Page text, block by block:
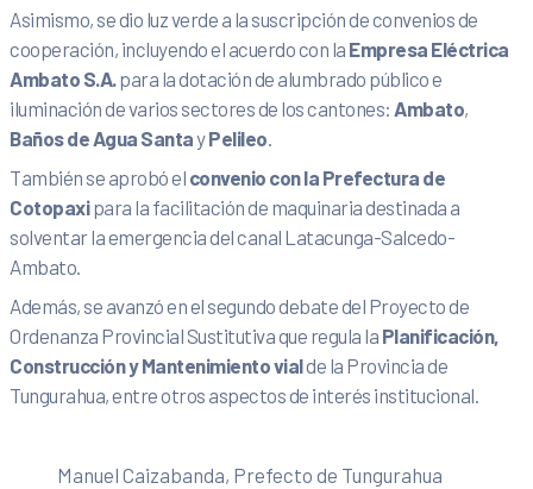
Asimismo, se dio luz verde a la suscripción de convenios de
cooperación, incluyendo el acuerdo con la Empresa Eléctrica
Ambato S.A.para la dotación de alumbrado público e
iluminación de varios sectores de los cantones: Ambato,
Baños de Agua SantayPelileo.
También se aprobó el convenio con la Prefectura de
Cotopaxipara la facilitación de maquinaria destinada a
solventar la emergencia del canal Latacunga-Salcedo-
Ambato.
Además, se avanzó en el segundo debate del Proyecto de
Ordenanza Provincial Sustitutiva que regula la Planificación,
Construcción y Mantenimiento vialde la Provincia de
Tungurahua, entre otros aspectos de interés institucional.
Manuel Caizabanda, Prefecto de Tungurahua